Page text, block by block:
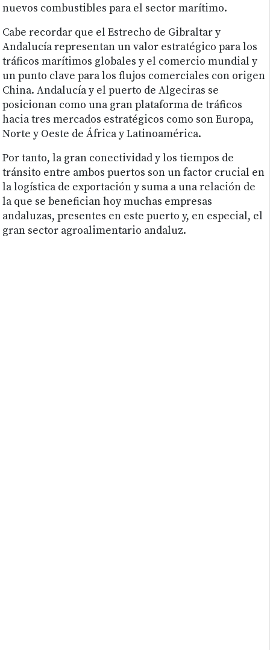
nuevos combustibles para el sector marítimo.
Cabe recordar que el Estrecho de Gibraltar y
Andalucía representan un valor estratégico para los
tráficos marítimos globales y el comercio mundial y
un punto clave para los flujos comerciales con origen
China. Andalucía y el puerto de Algeciras se
posicionan como una gran plataforma de tráficos
hacia tres mercados estratégicos como son Europa,
Norte y Oeste de África y Latinoamérica.
Por tanto, la gran conectividad y los tiempos de
tránsito entre ambos puertos son un factor crucial en
la logística de exportación y suma a una relación de
la que se benefician hoy muchas empresas
andaluzas, presentes en este puerto y, en especial, el
gran sector agroalimentario andaluz.